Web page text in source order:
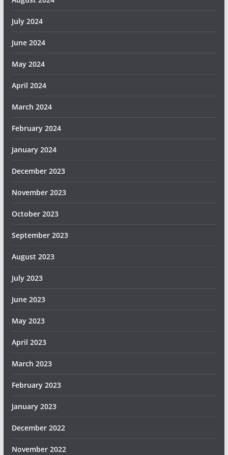
July 2024
June 2024
May 2024
April 2024
March 2024
February 2024
January 2024
December 2023
November 2023
October 2023
September 2023
August 2023
July 2023
June 2023
May 2023
April 2023
March 2023
February 2023
January 2023
December 2022
November 2022